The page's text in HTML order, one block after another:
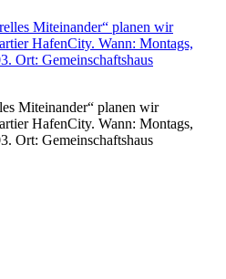
Miteinander“ planen wir
HafenCity. Wann: Montags,
Ort: Gemeinschaftshaus